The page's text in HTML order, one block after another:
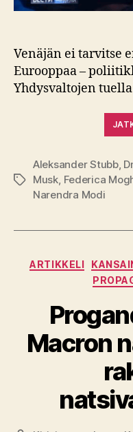
Venäjän ei tarvitse
Eurooppaa –
Yhdysvaltojen
Avainsanat
Aleksander Stubb,
Musk Federica
Narendra Modi
ARTIKKELI
Macron